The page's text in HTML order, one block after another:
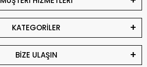
KATEGORİLER
BİZE ULAŞIN